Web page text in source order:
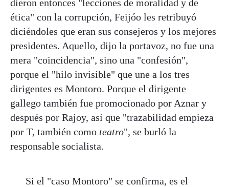
dieron entonces "lecciones de moralidad y de
ética" con la corrupción, Feijóo les retribuyó
diciéndoles que eran sus consejeros y los mejores
presidentes. Aquello, dijo la portavoz, no fue una
mera "coincidencia", sino una "confesión",
porque el "hilo invisible" que une a los tres
dirigentes es Montoro. Porque el dirigente
gallego también fue promocionado por Aznar y
después por Rajoy, así que "trazabilidad empieza
por T, también como teatro", se burló la
responsable socialista.
Si el "caso Montoro" se confirma, es el